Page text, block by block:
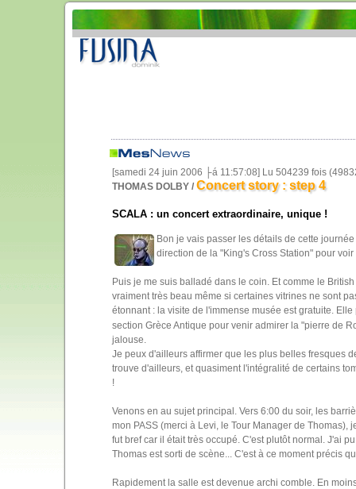
[samedi 24 juin 2006 ├á 11:57:08] Lu 504239 fois
THOMAS DOLBY / Concert story : step 4
SCALA : un concert extraordinaire, unique !
Bon je vais passer les détails de cette
direction de la "King's Cross Station" pour
Puis je me suis balladé dans le coin. Et comme le
vraiment très beau même si certaines vitrines ne sont
étonnant : la visite de l'immense musée est gratuite.
section Grèce Antique pour venir admirer la "pierre de
jalouse.
Je peux d'ailleurs affirmer que les plus belles fresques
trouve d'ailleurs, et quasiment l'intégralité de certains
!
Venons en au sujet principal. Vers 6:00 du soir, les
mon PASS (merci à Levi, le Tour Manager de
fut bref car il était très occupé. C'est plutôt normal. J'ai
Thomas est sorti de scène... C'est à ce moment précis
Rapidement la salle est devenue archi comble. En